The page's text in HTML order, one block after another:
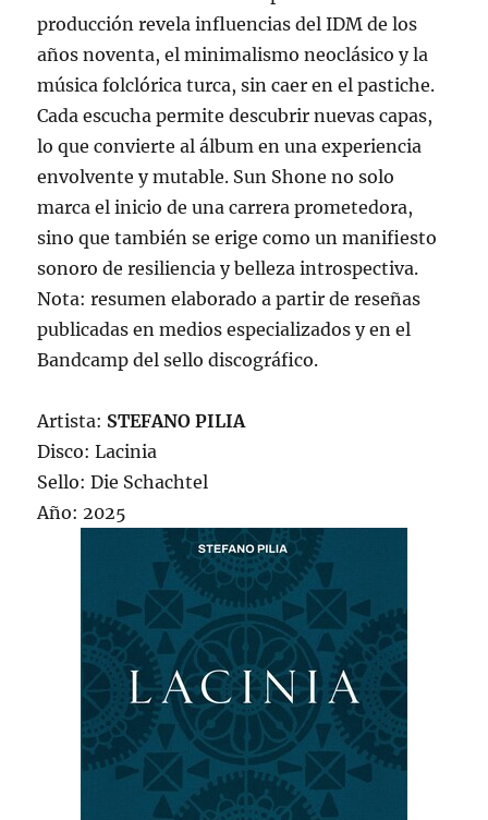
producción revela influencias del IDM de los
años noventa, el minimalismo neoclásico y la
música folclórica turca, sin caer en el pastiche.
Cada escucha permite descubrir nuevas capas,
lo que convierte al álbum en una experiencia
envolvente y mutable. Sun Shone no solo
marca el inicio de una carrera prometedora,
sino que también se erige como un manifiesto
sonoro de resiliencia y belleza introspectiva.
Nota: resumen elaborado a partir de reseñas
publicadas en medios especializados y en el
Bandcamp del sello discográfico.
Artista: STEFANO PILIA
Disco: Lacinia
Sello: Die Schachtel
Año: 2025